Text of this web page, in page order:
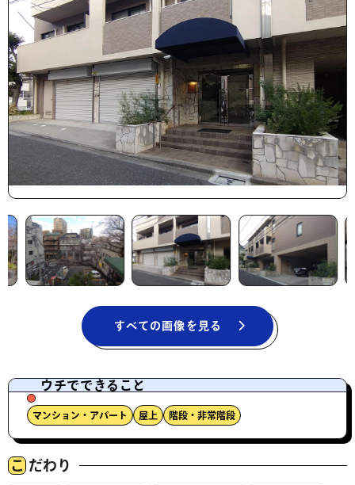
すべての画像を見る
ウチでできること
マンション・アパート 屋上 階段・非常階段
こ だわり